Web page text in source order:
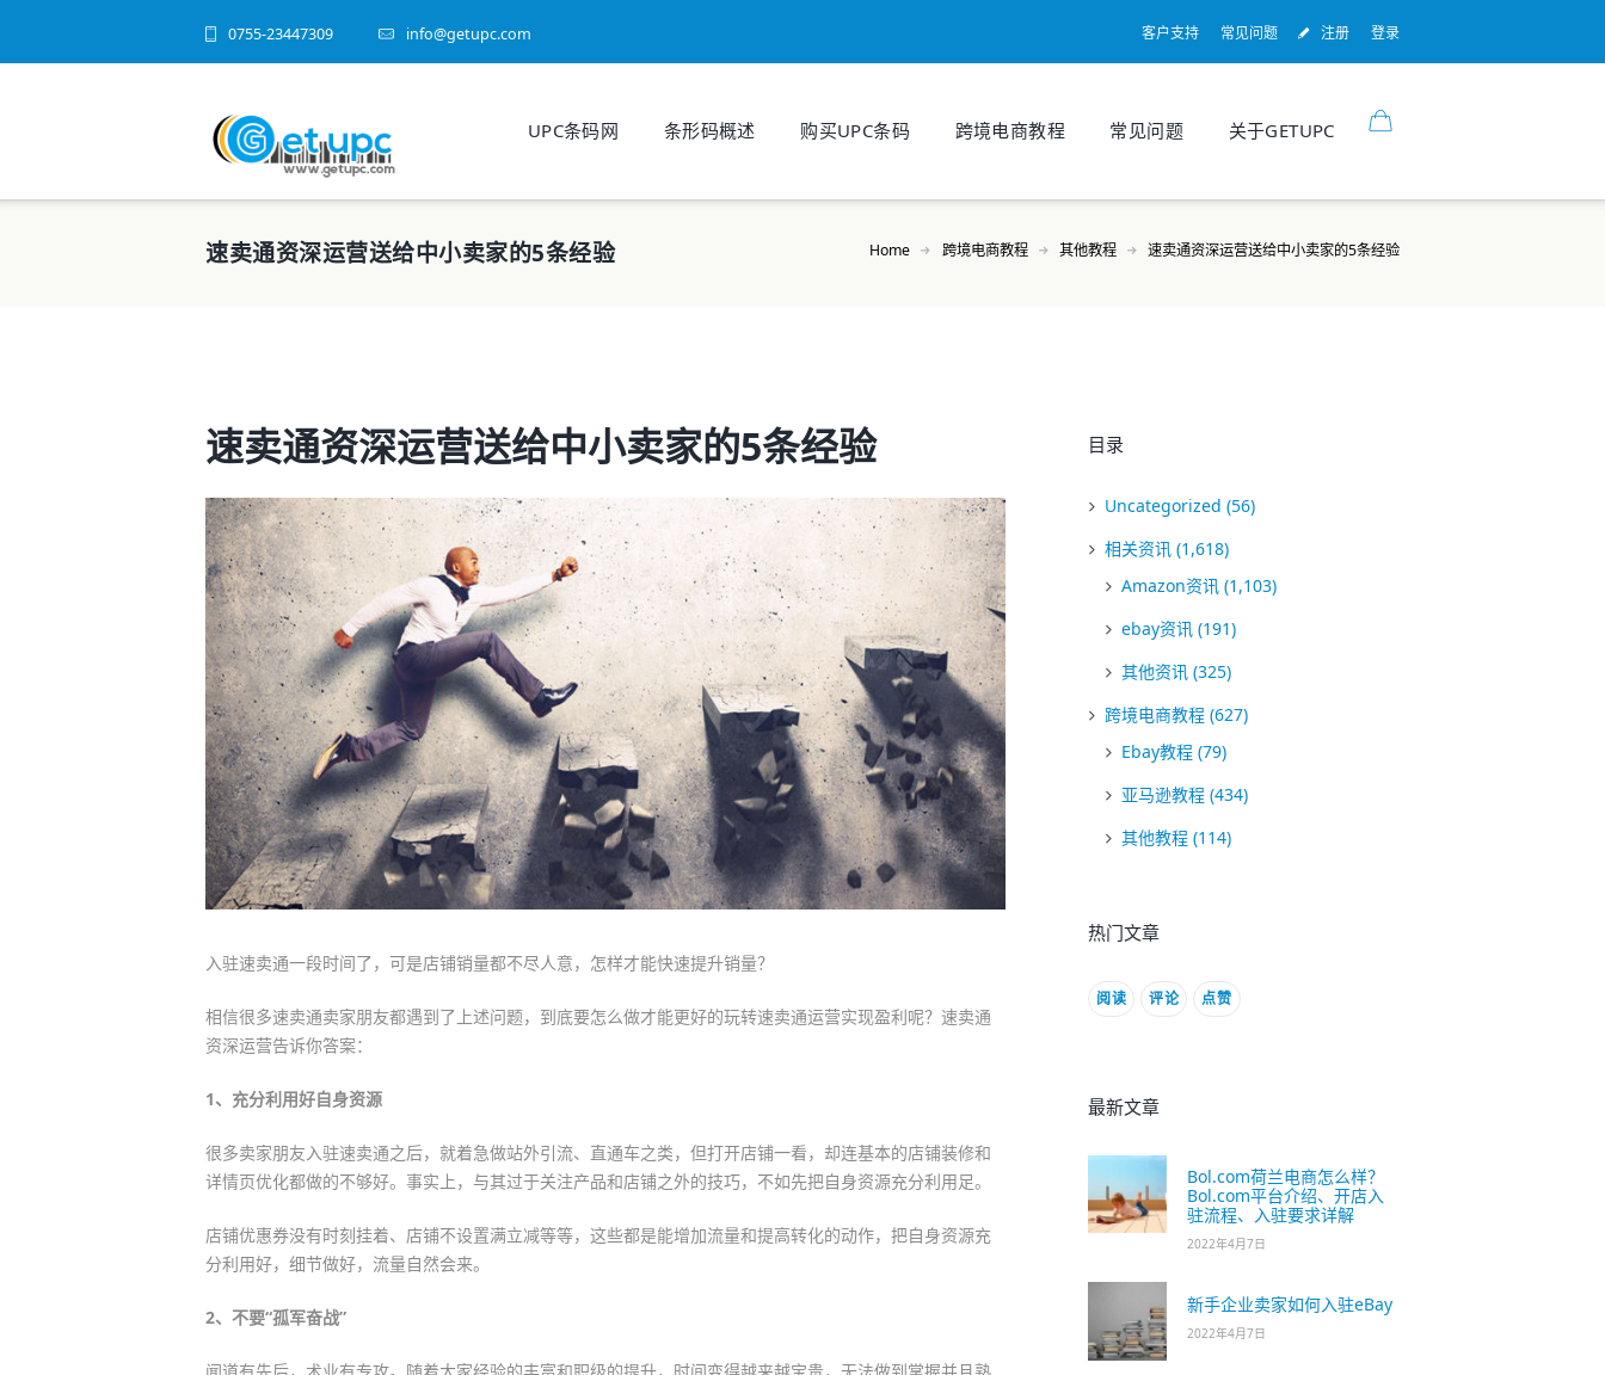
0755-23447309 info@getupc.com 客户支持 常见问题 注册 登录
UPC条码网 条形码概述 购买UPC条码 跨境电商教程 常见问题 关于GETUPC
速卖通资深运营送给中小卖家的5条经验 Home 跨境电商教程 其他教程 速卖通资深运营送给中小卖家的5条经验
速卖通资深运营送给中小卖家的5条经验
入驻速卖通一段时间了，可是店铺销量都不尽人意，怎样才能快速提升销量？
相信很多速卖通卖家朋友都遇到了上述问题，到底要怎么做才能更好的玩转速卖通运营实现盈利呢？速卖通
资深运营告诉你答案：
1、充分利用好自身资源
很多卖家朋友入驻速卖通之后，就着急做站外引流、直通车之类，但打开店铺一看，却连基本的店铺装修和
详情页优化都做的不够好。事实上，与其过于关注产品和店铺之外的技巧，不如先把自身资源充分利用足。
店铺优惠券没有时刻挂着、店铺不设置满立减等等，这些都是能增加流量和提高转化的动作，把自身资源充
分利用好，细节做好，流量自然会来。
2、不要“孤军奋战”
目录
Uncategorized (56)
相关资讯 (1,618)
Amazon资讯 (1,103)
ebay资讯 (191)
其他资讯 (325)
跨境电商教程 (627)
Ebay教程 (79)
亚马逊教程 (434)
其他教程 (114)
热门文章
阅读 评论 点赞
最新文章
Bol.com荷兰电商怎么样？
Bol.com平台介绍、开店入
驻流程、入驻要求详解
2022年4月7日
新手企业卖家如何入驻eBay
2022年4月7日